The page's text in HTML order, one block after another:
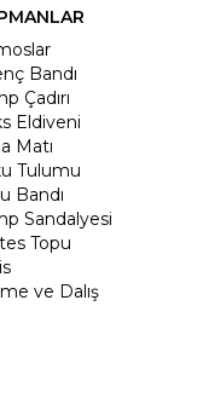
Bandı
Çadırı
Eldiveni
Matı
Tulumu
Bandı
Sandalyesi
Topu
ve Dalış